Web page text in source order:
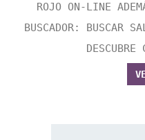
ROJO ON-LINE
BUSCADOR: BUSCAR